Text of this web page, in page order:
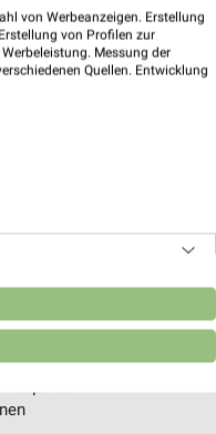
App
App für iOS & Android.
von Werbeanzeigen. Erstellung
von Profilen zur
Messung der
Quellen. Entwicklung